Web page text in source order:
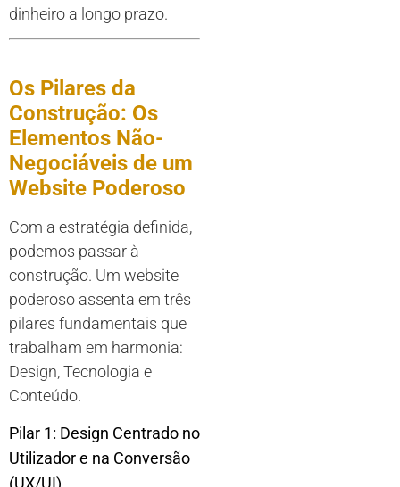
dinheiro a longo prazo.
Os Pilares da
Construção: Os
Elementos Não-
Negociáveis de um
Website Poderoso
Com a estratégia definida,
podemos passar à
construção. Um website
poderoso assenta em três
pilares fundamentais que
trabalham em harmonia:
Design, Tecnologia e
Conteúdo.
Pilar 1: Design Centrado no
Utilizador e na Conversão
(UX/UI)